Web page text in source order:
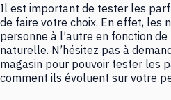
Il est important de tester les
de faire votre choix. En effet, les
personne à l’autre en fonction
naturelle. N’hésitez pas à
magasin pour pouvoir tester les
comment ils évoluent sur votre